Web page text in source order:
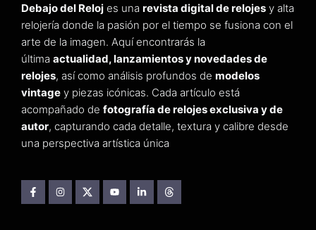
Debajo del Reloj es una revista digital de relojes y alta
relojería donde la pasión por el tiempo se fusiona con el
arte de la imagen. Aquí encontrarás la
última actualidad, lanzamientos y novedades de
relojes, así como análisis profundos de modelos
vintage y piezas icónicas. Cada artículo está
acompañado de fotografía de relojes exclusiva y de
autor, capturando cada detalle, textura y calibre desde
una perspectiva artística única